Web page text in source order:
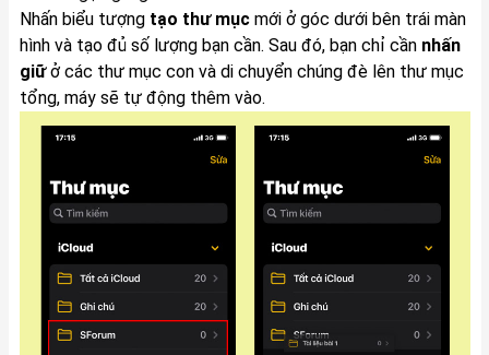
Nhấn biểu tượngtạo thư mụcmới ở góc dưới bên trái màn
hình và tạo đủ số lượng bạn cần. Sau đó, bạn chỉ cần nhấn
giữở các thư mục con và di chuyển chúng đè lên thư mục
tổng, máy sẽ tự động thêm vào.